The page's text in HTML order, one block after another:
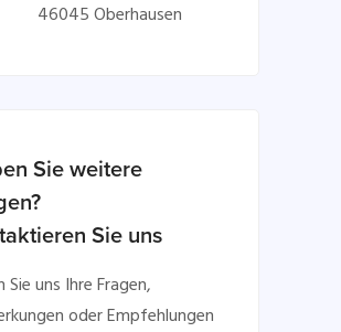
46045 Oberhausen
Sie weitere
Sie uns
Sie uns Ihre Fragen,
oder Empfehlungen